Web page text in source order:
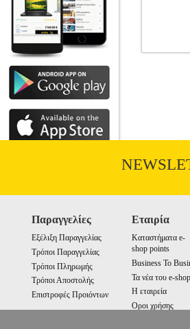
φόρεμα
πλάτη•
spandex•
shop.gr και
Παραγγελίες
Εξέλιξη Παραγγελίας
Τρόποι Παραγγελίας
Τρόποι Πληρωμής
Τρόποι Αποστολής
Επιστροφές Προιόντων
Εταιρία
Καταστήματα e-
shop points
Business To
Τα νέα του e-
Η εταιρεία
Οροι χρήσης